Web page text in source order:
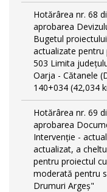
Hotărârea nr. 68
aprobarea
Bugetul
actualizate pentru
503 Limita
Oarja - Cătanele
140+034 (42,034
Hotărârea nr. 69
aprobarea
Intervenție -
actualizat, a
pentru proiectul
moderată pentru
Drumuri Argeș"